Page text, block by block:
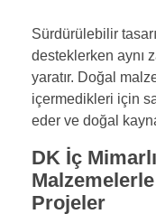
Sürdürülebilir
desteklerken aynı
yaratır. Doğal
içermedikleri için
eder ve doğal
DK İç
Projeler